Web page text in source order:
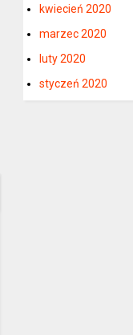
kwiecień 2020
marzec 2020
luty 2020
styczeń 2020